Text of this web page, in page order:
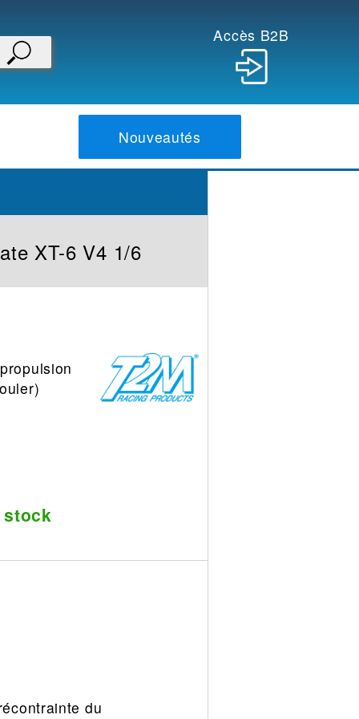
Accès B2B
Nouveautés
XT-6 V4 1/6
stock
du